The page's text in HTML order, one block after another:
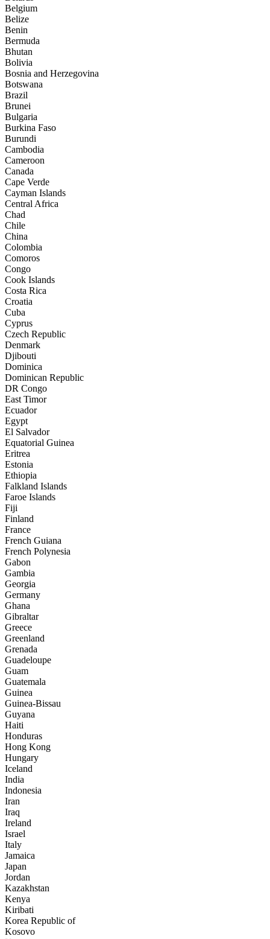
Belgium
Belize
Benin
Bermuda
Bhutan
Bolivia
Bosnia and Herzegovina
Botswana
Brazil
Brunei
Bulgaria
Burkina Faso
Burundi
Cambodia
Cameroon
Canada
Cape Verde
Cayman Islands
Central Africa
Chad
Chile
China
Colombia
Comoros
Congo
Cook Islands
Costa Rica
Croatia
Cuba
Cyprus
Czech Republic
Denmark
Djibouti
Dominica
Dominican Republic
DR Congo
East Timor
Ecuador
Egypt
El Salvador
Equatorial Guinea
Eritrea
Estonia
Ethiopia
Falkland Islands
Faroe Islands
Fiji
Finland
France
French Guiana
French Polynesia
Gabon
Gambia
Georgia
Germany
Ghana
Gibraltar
Greece
Greenland
Grenada
Guadeloupe
Guam
Guatemala
Guinea
Guinea-Bissau
Guyana
Haiti
Honduras
Hong Kong
Hungary
Iceland
India
Indonesia
Iran
Iraq
Ireland
Israel
Italy
Jamaica
Japan
Jordan
Kazakhstan
Kenya
Kiribati
Korea Republic of
Kosovo